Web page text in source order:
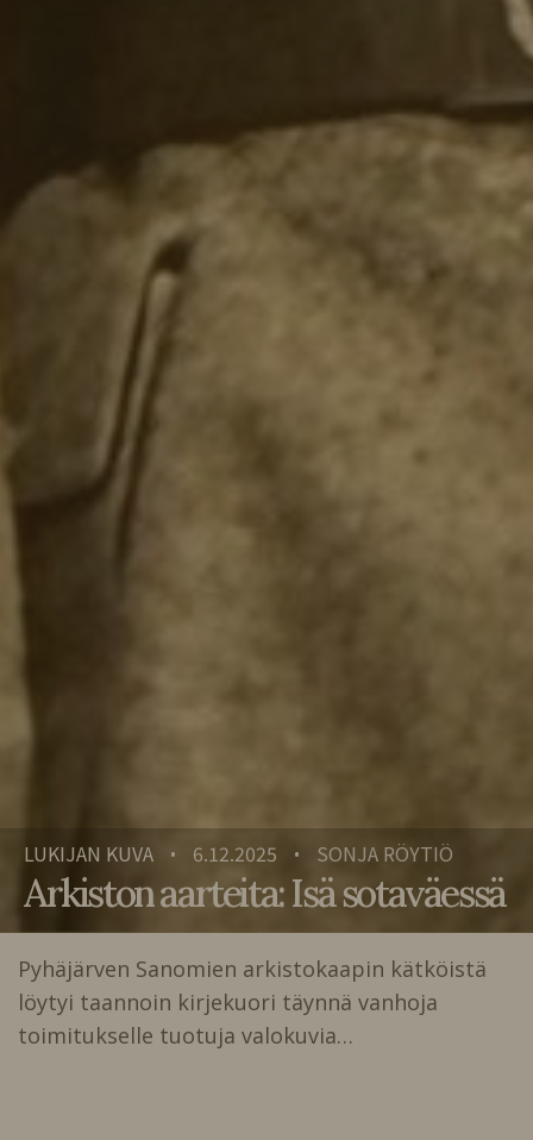
LUKIJAN KUVA • 6.12.2025 • SONJA RÖYTIÖ
Arkiston aarteita: Isä sotaväessä
Pyhäjärven Sanomien arkistokaapin kätköistä
löytyi taannoin kirjekuori täynnä vanhoja
toimitukselle tuotuja valokuvia…